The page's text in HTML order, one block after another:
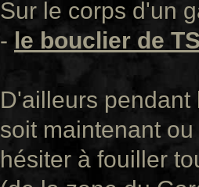
Sur le corps d'un
- le bouclier de
D'ailleurs
soit maintenant
hésiter à fouiller